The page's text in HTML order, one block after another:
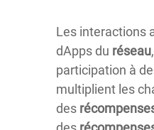
Les interactions
dApps du réseau
participation à
multiplient les
des